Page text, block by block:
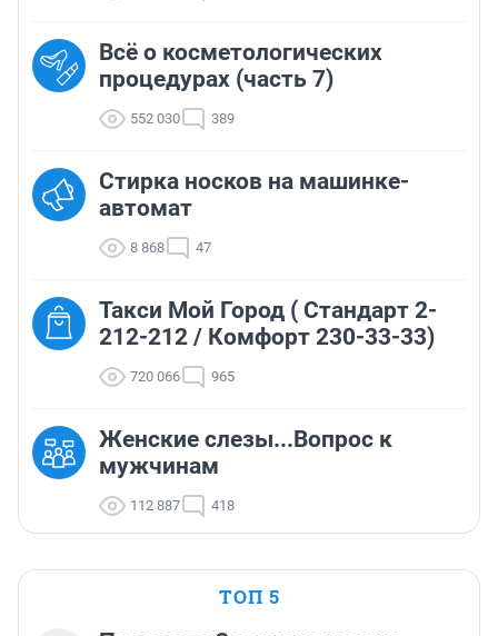
Всё о косметологических
процедурах (часть 7)
552 030 389
Стирка носков на машинке-
автомат
8 868 47
Такси Мой Город ( Стандарт 2-
212-212 / Комфорт 230-33-33)
720 066 965
Женские слезы...Вопрос к
мужчинам
112 887 418
ТОП 5